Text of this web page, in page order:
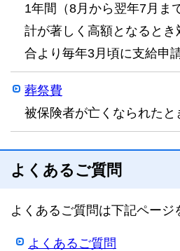
1年間（8月から翌年7月ま
計が著しく高額となると
合より毎年3月頃に支給申
葬祭費
被保険者が亡くなられたと
よくあるご質問
よくあるご質問は下記ページ
よくあるご質問